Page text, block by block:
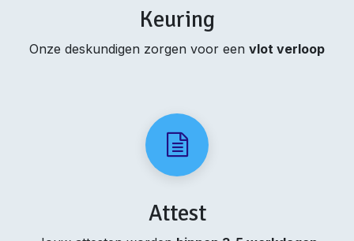
Keuring
Onze deskundigen zorgen voor een vlot verloop
Attest